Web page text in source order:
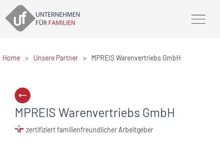
Home > Unsere Partner > MPREIS Warenvertriebs GmbH
MPREIS Warenvertriebs GmbH
zertifiziert familienfreundlicher Arbeitgeber